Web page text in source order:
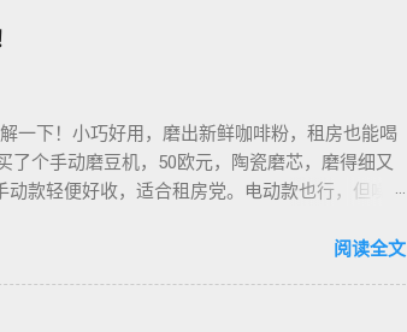
一下！小巧好用，磨出新鲜咖啡粉，租房也能喝
个手动磨豆机，50欧元，陶瓷磨芯，磨得细又
款轻便好收，适合租房党。电动款也行，但噪
购Amazon.de或本地咖啡店促销，10欧元买半
有味！
阅读全文